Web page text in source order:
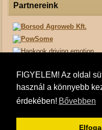
FIGYELEM! Az oldal
használ a könnyebb
érdekében! Bővebben
Partnereink
Borsod Dogsport
Kutyás